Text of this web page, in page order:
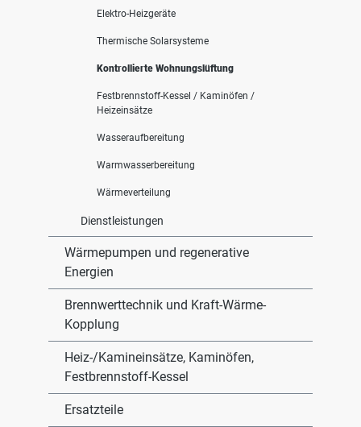
Elektro-Heizgeräte
Thermische Solarsysteme
Kontrollierte Wohnungslüftung
Festbrennstoff-Kessel / Kaminöfen /
Heizeinsätze
Wasseraufbereitung
Warmwasserbereitung
Wärmeverteilung
Dienstleistungen
Wärmepumpen und regenerative
Energien
Brennwerttechnik und Kraft-Wärme-
Kopplung
Heiz-/Kamineinsätze, Kaminöfen,
Festbrennstoff-Kessel
Ersatzteile